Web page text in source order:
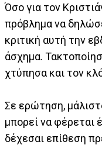
Όσο για τον
πρόβλημα να
κριτική αυτή την
άσχημα.
χτύπησα και τον
Σε ερώτηση,
μπορεί να φέρεται
δέχεσαι επίθεση